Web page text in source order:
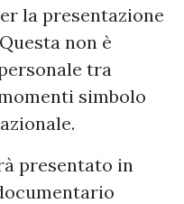
la presentazione
non è
tra
simbolo
presentato in